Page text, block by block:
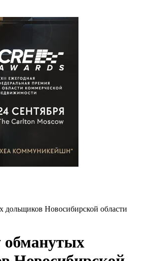
дольщиков Новосибирской области